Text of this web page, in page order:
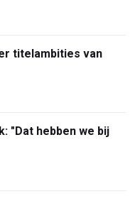
titelambities van
"Dat hebben we bij